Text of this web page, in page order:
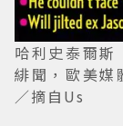
哈利史泰爾斯
緋聞，歐美媒
／摘自Us